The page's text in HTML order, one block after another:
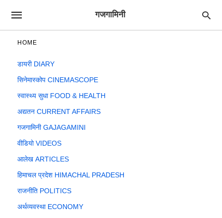
गजगामिनी
HOME
डायरी DIARY
सिनेमास्कोप CINEMASCOPE
स्वास्थ्य सुधा FOOD & HEALTH
अद्यतन CURRENT AFFAIRS
गजगामिनी GAJAGAMINI
वीडियो VIDEOS
आलेख ARTICLES
हिमाचल प्रदेश HIMACHAL PRADESH
राजनीति POLITICS
अर्थव्यवस्था ECONOMY